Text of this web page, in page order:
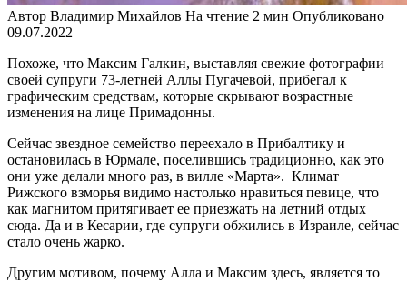
Автор Владимир Михайлов На чтение 2 мин Опубликовано
09.07.2022
Похоже, что Максим Галкин, выставляя свежие фотографии
своей супруги 73-летней Аллы Пугачевой, прибегал к
графическим средствам, которые скрывают возрастные
изменения на лице Примадонны.
Сейчас звездное семейство переехало в Прибалтику и
остановилась в Юрмале, поселившись традиционно, как это
они уже делали много раз, в вилле «Марта». Климат
Рижского взморья видимо настолько нравиться певице, что
как магнитом притягивает ее приезжать на летний отдых
сюда. Да и в Кесарии, где супруги обжились в Израиле, сейчас
стало очень жарко.
Другим мотивом, почему Алла и Максим здесь, является то